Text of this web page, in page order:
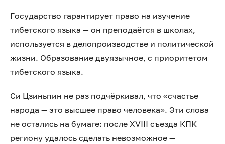
Государство гарантирует право на изучение
тибетского языка — он преподаётся в школах,
используется в делопроизводстве и политической
жизни. Образование двуязычное, с приоритетом
тибетского языка.
Си Цзиньпин не раз подчёркивал, что «счастье
народа — это высшее право человека». Эти слова
не остались на бумаге: после XVIII съезда КПК
региону удалось сделать невозможное —